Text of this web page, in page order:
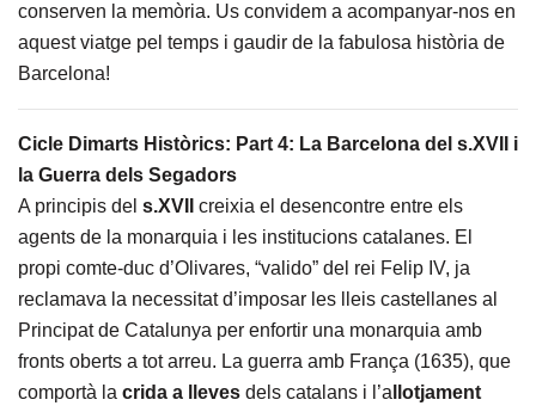
conserven la memòria. Us convidem a acompanyar-nos en
aquest viatge pel temps i gaudir de la fabulosa història de
Barcelona!
Cicle Dimarts Històrics: Part 4: La Barcelona del s.XVII i
la Guerra dels Segadors
A principis del s.XVII
creixia el desencontre entre els
agents de la monarquia i les institucions catalanes. El
propi comte-duc d’Olivares, “valido” del rei Felip IV, ja
reclamava la necessitat d’imposar les lleis castellanes al
Principat de Catalunya per enfortir una monarquia amb
fronts oberts a tot arreu. La guerra amb França (1635), que
comportà la crida a lleves dels catalans i l’a llotjament